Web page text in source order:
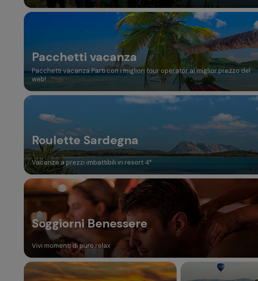
Pacchetti vacanza
Pacchetti vacanza Parti con i migliori tour operator al miglior prezzo del
web!
Roulette Sardegna
Vacanze a prezzi imbattibili in resort 4*
Soggiorni Benessere
Vivi momenti di puro relax